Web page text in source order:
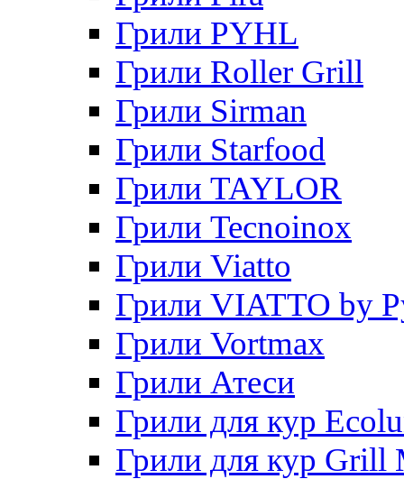
Грили PYHL
Грили Roller Grill
Грили Sirman
Грили Starfood
Грили TAYLOR
Грили Tecnoinox
Грили Viatto
Грили VIATTO by
Грили Vortmax
Грили Атеси
Грили для кур
Грили для кур Grill